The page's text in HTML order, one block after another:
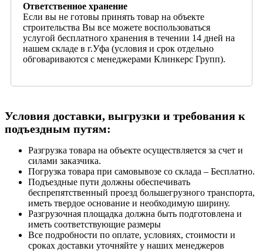
Ответственное хранение
Если вы не готовы принять товар на объекте
строительства Вы все можете воспользоваться
услугой бесплатного хранения в течении 14 дней на
нашем складе в г.Уфа (условия и срок отдельно
обговариваются с менеджерами Клинкерс Групп).
Условия доставки, выгрузки и требования к
подъездным путям:
Разгрузка товара на объекте осуществляется за счет и
силами заказчика.
Погрузка товара при самовывозе со склада – Бесплатно.
Подъездные пути должны обеспечивать
беспрепятственный проезд большегрузного транспорта,
иметь твердое основание и необходимую ширину.
Разгрузочная площадка должна быть подготовлена и
иметь соответствующие размеры
Все подробности по оплате, условиях, стоимости и
сроках доставки уточняйте у наших менеджеров